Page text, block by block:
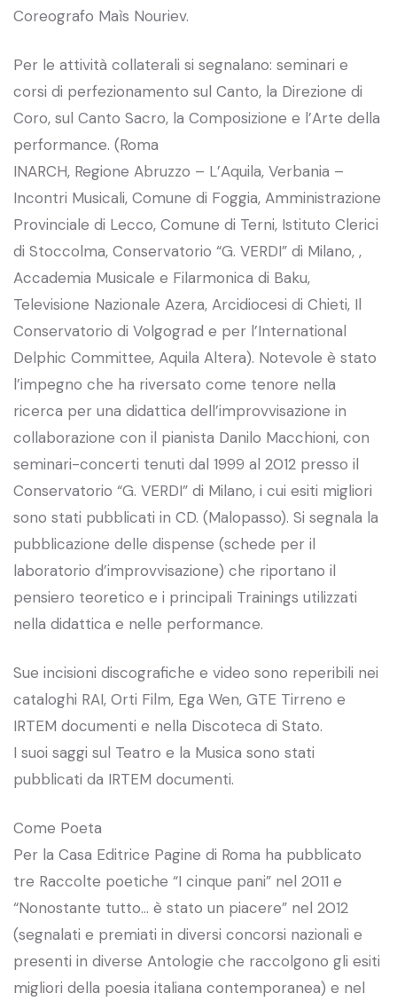
Coreografo Maìs Nouriev.
Per le attività collaterali si segnalano: seminari e
corsi di perfezionamento sul Canto, la Direzione di
Coro, sul Canto Sacro, la Composizione e l’Arte della
performance. (Roma
INARCH, Regione Abruzzo – L’Aquila, Verbania –
Incontri Musicali, Comune di Foggia, Amministrazione
Provinciale di Lecco, Comune di Terni, Istituto Clerici
di Stoccolma, Conservatorio “G. VERDI” di Milano, ,
Accademia Musicale e Filarmonica di Baku,
Televisione Nazionale Azera, Arcidiocesi di Chieti, Il
Conservatorio di Volgograd e per l’International
Delphic Committee, Aquila Altera). Notevole è stato
l’impegno che ha riversato come tenore nella
ricerca per una didattica dell’improvvisazione in
collaborazione con il pianista Danilo Macchioni, con
seminari-concerti tenuti dal 1999 al 2012 presso il
Conservatorio “G. VERDI” di Milano, i cui esiti migliori
sono stati pubblicati in CD. (Malopasso). Si segnala la
pubblicazione delle dispense (schede per il
laboratorio d’improvvisazione) che riportano il
pensiero teoretico e i principali Trainings utilizzati
nella didattica e nelle performance.
Sue incisioni discografiche e video sono reperibili nei
cataloghi RAI, Orti Film, Ega Wen, GTE Tirreno e
IRTEM documenti e nella Discoteca di Stato.
I suoi saggi sul Teatro e la Musica sono stati
pubblicati da IRTEM documenti.
Come Poeta
Per la Casa Editrice Pagine di Roma ha pubblicato
tre Raccolte poetiche “I cinque pani” nel 2011 e
“Nonostante tutto… è stato un piacere” nel 2012
(segnalati e premiati in diversi concorsi nazionali e
presenti in diverse Antologie che raccolgono gli esiti
migliori della poesia italiana contemporanea) e nel